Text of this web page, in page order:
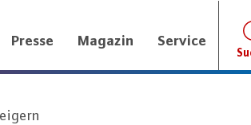
Presse Magazin Service